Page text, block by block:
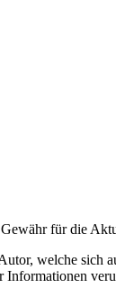
für die
welche sich